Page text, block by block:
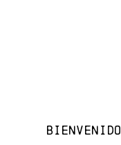
BIENVENIDO